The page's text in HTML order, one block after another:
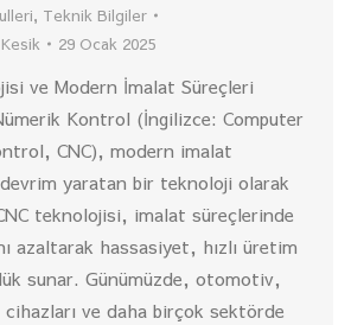
, Teknik Bilgiler
29 Ocak 2025
ve Modern İmalat Süreçleri
Kontrol (İngilizce: Computer
CNC), modern imalat
yaratan bir teknoloji olarak
teknolojisi, imalat süreçlerinde
azaltarak hassasiyet, hızlı üretim
sunar. Günümüzde, otomotiv,
cihazları ve daha birçok sektörde